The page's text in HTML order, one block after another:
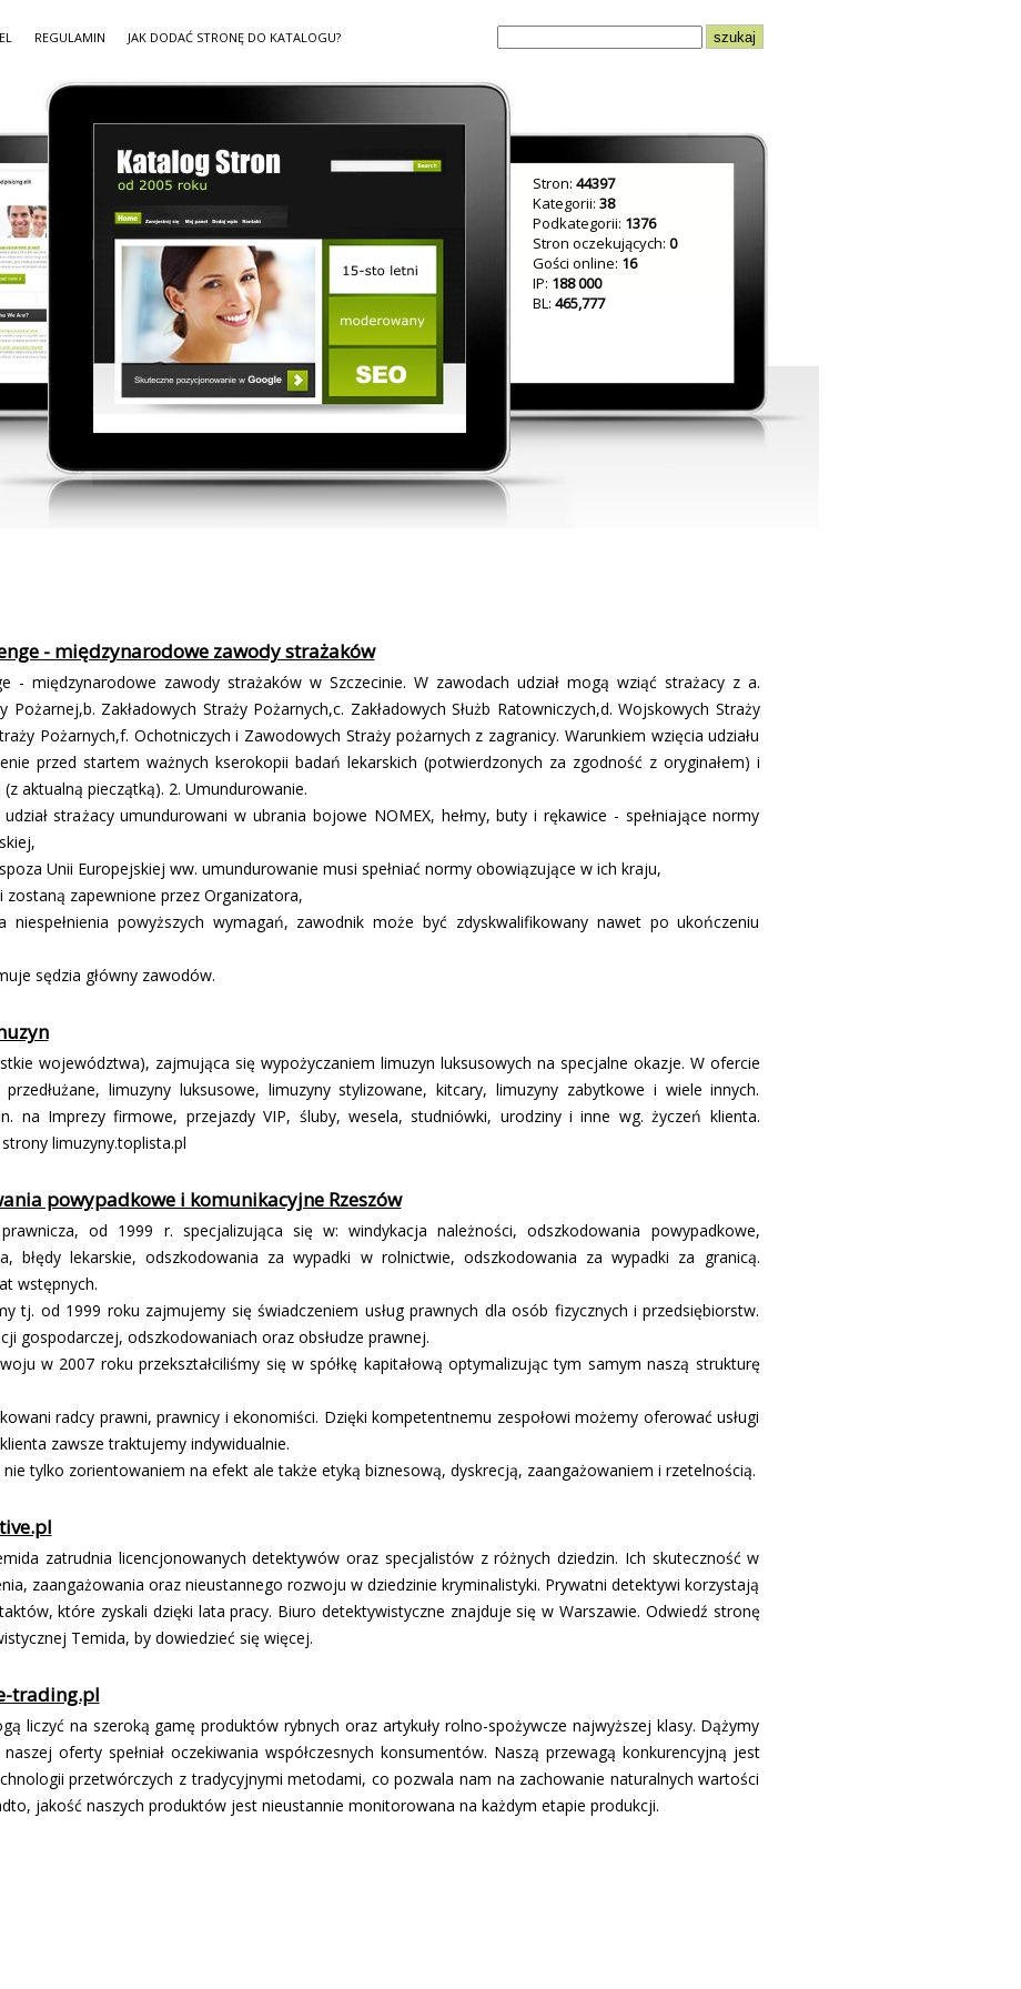
REGULAMIN JAK DODAĆ STRONĘ DO KATALOGU?
Stron: 44397
Kategorii: 38
Podkategorii: 1376
Stron oczekujących: 0
Gości online: 16
IP: 188 000
BL: 465,777
- międzynarodowe zawody strażaków
- międzynarodowe zawody strażaków w Szczecinie. W zawodach udział mogą wziąć strażacy z a.
Pożarnej,b. Zakładowych Straży Pożarnych,c. Zakładowych Służb Ratowniczych,d. Wojskowych Straży
Pożarnych,f. Ochotniczych i Zawodowych Straży pożarnych z zagranicy. Warunkiem wzięcia udziału
przed startem ważnych kserokopii badań lekarskich (potwierdzonych za zgodność z oryginałem) i
aktualną pieczątką). 2. Umundurowanie.
strażacy umundurowani w ubrania bojowe NOMEX, hełmy, buty i rękawice - spełniające normy
Unii Europejskiej ww. umundurowanie musi spełniać normy obowiązujące w ich kraju,
zapewnione przez Organizatora,
niespełnienia powyższych wymagań, zawodnik może być zdyskwalifikowany nawet po ukończeniu
sędzia główny zawodów.
województwa), zajmująca się wypożyczaniem limuzyn luksusowych na specjalne okazje. W ofercie
limuzyny luksusowe, limuzyny stylizowane, kitcary, limuzyny zabytkowe i wiele innych.
na Imprezy firmowe, przejazdy VIP, śluby, wesela, studniówki, urodziny i inne wg. życzeń klienta.
limuzyny.toplista.pl
powypadkowe i komunikacyjne Rzeszów
od 1999 r. specjalizująca się w: windykacja należności, odszkodowania powypadkowe,
błędy lekarskie, odszkodowania za wypadki w rolnictwie, odszkodowania za wypadki za granicą.
wstępnych.
tj. od 1999 roku zajmujemy się świadczeniem usług prawnych dla osób fizycznych i przedsiębiorstw.
gospodarczej, odszkodowaniach oraz obsłudze prawnej.
w 2007 roku przekształciliśmy się w spółkę kapitałową optymalizując tym samym naszą strukturę
radcy prawni, prawnicy i ekonomiści. Dzięki kompetentnemu zespołowi możemy oferować usługi
zawsze traktujemy indywidualnie.
tylko zorientowaniem na efekt ale także etyką biznesową, dyskrecją, zaangażowaniem i rzetelnością.
zatrudnia licencjonowanych detektywów oraz specjalistów z różnych dziedzin. Ich skuteczność w
zaangażowania oraz nieustannego rozwoju w dziedzinie kryminalistyki. Prywatni detektywi korzystają
które zyskali dzięki lata pracy. Biuro detektywistyczne znajduje się w Warszawie. Odwiedź stronę
Temida, by dowiedzieć się więcej.
trading.pl
liczyć na szeroką gamę produktów rybnych oraz artykuły rolno-spożywcze najwyższej klasy. Dążymy
oferty spełniał oczekiwania współczesnych konsumentów. Naszą przewagą konkurencyjną jest
przetwórczych z tradycyjnymi metodami, co pozwala nam na zachowanie naturalnych wartości
jakość naszych produktów jest nieustannie monitorowana na każdym etapie produkcji.